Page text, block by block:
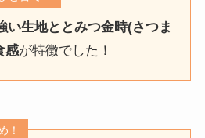
い生地ととみつ金時(さつま
感が特徴でした！
！